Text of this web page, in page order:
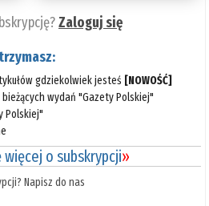
Zaloguj się
gdziekolwiek jesteś [NOWOŚĆ]
wydań "Gazety Polskiej"
Polskiej"
więcej o subskrypcji»
Napisz do nas